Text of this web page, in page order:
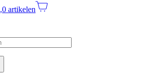
,0 artikelen